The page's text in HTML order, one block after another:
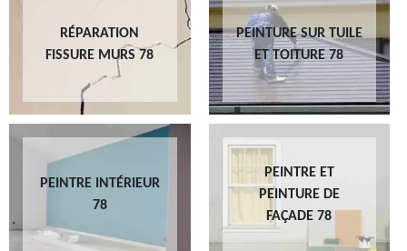
RÉPARATION
FISSURE MURS 78
PEINTURE SUR TUILE
ET TOITURE 78
PEINTRE INTÉRIEUR
78
PEINTRE ET
PEINTURE DE
FAÇADE 78